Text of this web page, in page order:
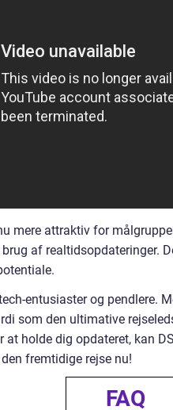
mere attraktiv for
af realtidsopdateringer.
entusiaster og pendlere.
som den ultimative
at holde dig opdateret, kan
fremtidige rejse nu!
FAQ